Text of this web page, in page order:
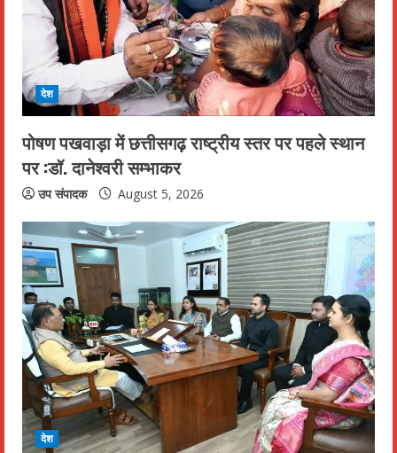
देश
पोषण पखवाड़ा में छत्तीसगढ़ राष्ट्रीय स्तर पर पहले स्थान
पर :डॉ. दानेश्वरी सम्भाकर
उप संपादक August 5, 2026
देश